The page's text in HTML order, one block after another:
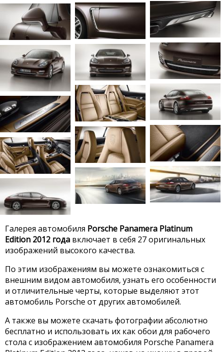
Галерея автомобиля Porsche Panamera Platinum
Edition 2012 года включает в себя 27 оригинальных
изображений высокого качества.
По этим изображениям вы можете ознакомиться с
внешним видом автомобиля, узнать его особенности
и отличительные черты, которые выделяют этот
автомобиль Porsche от других автомобилей.
А также вы можете скачать фотографии абсолютно
бесплатно и использовать их как обои для рабочего
стола с изображением автомобиля Porsche Panamera